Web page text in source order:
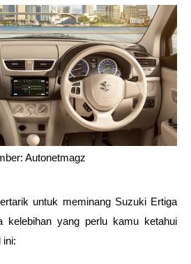
Autonetmagz
untuk meminang Suzuki Ertiga
kelebihan yang perlu kamu ketahui
ini: